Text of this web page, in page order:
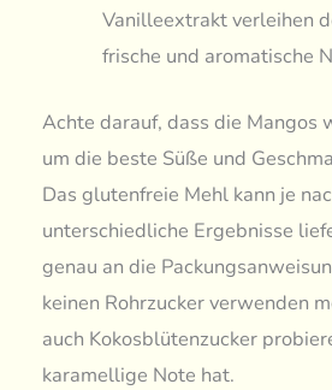
Vanilleextrakt verleihen
frische und aromatische
Achte darauf, dass die Mangos
um die beste Süße und
Das glutenfreie Mehl kann je
unterschiedliche Ergebnisse
genau an die
keinen Rohrzucker verwenden
auch Kokosblütenzucker
karamellige Note hat.